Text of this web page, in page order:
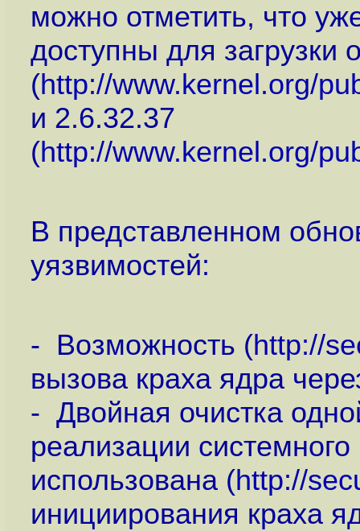
можно отметить, что
доступны для загрузки
(http://www.kernel.org/
и 2.6.32.37
(http://www.kernel.org/
В представленном
уязвимостей:
- Возможность (http://
вызова краха ядра
- Двойная очистка
реализации
использована (http://
инициирования краха